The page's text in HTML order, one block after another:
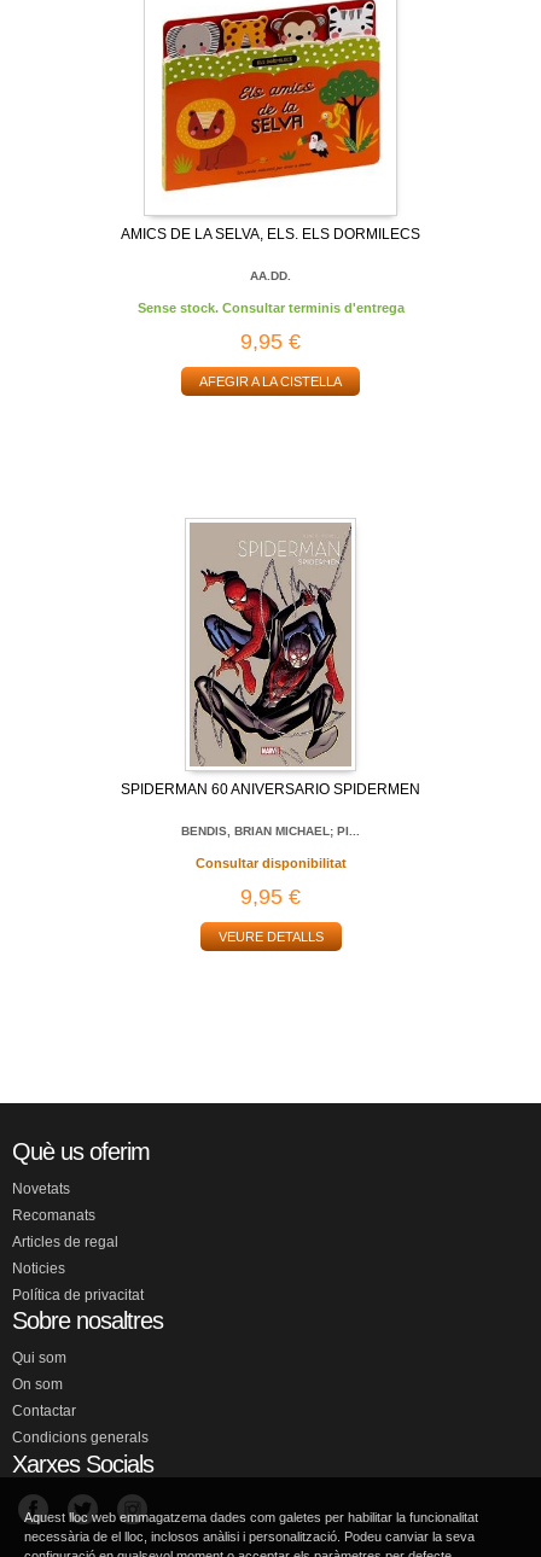
AMICS DE LA SELVA, ELS. ELS DORMILECS
AA.DD.
Sense stock. Consultar terminis d'entrega
9,95 €
AFEGIR A LA CISTELLA
SPIDERMAN 60 ANIVERSARIO SPIDERMEN
BENDIS, BRIAN MICHAEL; PI...
Consultar disponibilitat
9,95 €
VEURE DETALLS
Què us oferim
Novetats
Recomanats
Articles de regal
Noticies
Política de privacitat
Sobre nosaltres
Qui som
On som
Contactar
Condicions generals
Xarxes Socials
Aquest lloc web emmagatzema dades com galetes per habilitar la funcionalitat
necessària de el lloc, inclosos anàlisi i personalització. Podeu canviar la seva